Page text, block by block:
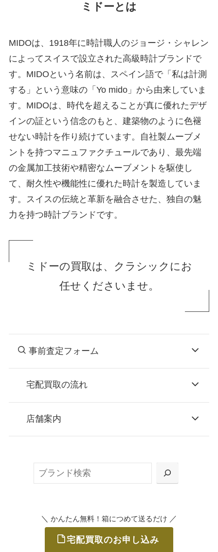
ミドーとは
MIDOは、1918年に時計職人のジョージ・シャレン
によってスイスで設立された高級時計ブランドで
す。MIDOという名前は、スペイン語で「私は計測
する」という意味の「Yo mido」から由来していま
す。MIDOは、時代を超えることが真に優れたデザ
インの証という信念のもと、建築物のように色褪
せない時計を作り続けています。自社製ムーブメ
ントを持つマニュファクチュールであり、最先端
の金属加工技術や精密なムーブメントを駆使し
て、耐久性や機能性に優れた時計を製造していま
す。スイスの伝統と革新を融合させた、独自の魅
力を持つ時計ブランドです。
ミドーの買取は、クラシックにお
任せくださいませ。
事前査定フォーム
宅配買取の流れ
お申込み
または梱包材不要の「集荷申込」からお選び
ご発送
店舗案内
＼ かんたん無料！箱につめて送るだけ ／
宅配買取のお申し込み